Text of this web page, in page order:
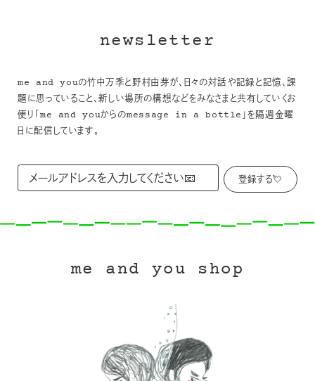
newsletter
me and youの竹中万季と野村由芽が、日々の対話や記録と記憶、課
題に思っていること、新しい場所の構想などをみなさまと共有していくお
便り「me and youからのmessage in a bottle」を隔週金曜
日に配信しています。
me and you shop